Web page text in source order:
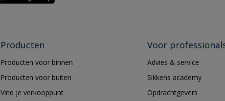
Producten
Producten voor binnen
Producten voor buiten
Vind je verkooppunt
Voor
Advies & service
Sikkens academy
Opdrachtgevers